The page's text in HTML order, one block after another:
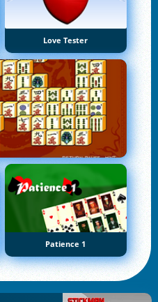
Love Tester
Patience 1